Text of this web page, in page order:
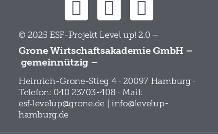
© 2025 ESF-Projekt Level up! 2.0 –
Grone Wirtschaftsakademie GmbH –
gemeinnützig –
Heinrich-Grone-Stieg 4 · 20097 Hamburg ·
Telefon: 040 23703-408 · Mail:
esf‑levelup@grone.de | info@levelup-
hamburg.de